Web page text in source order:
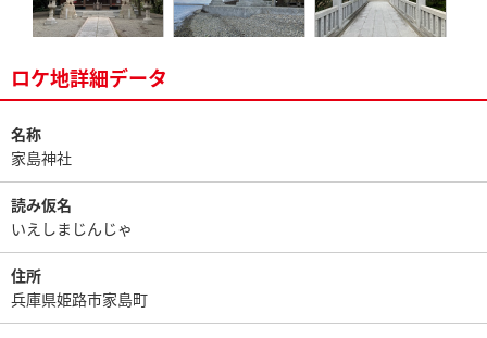
ロケ地詳細データ
名称
家島神社
読み仮名
いえしまじんじゃ
住所
兵庫県姫路市家島町